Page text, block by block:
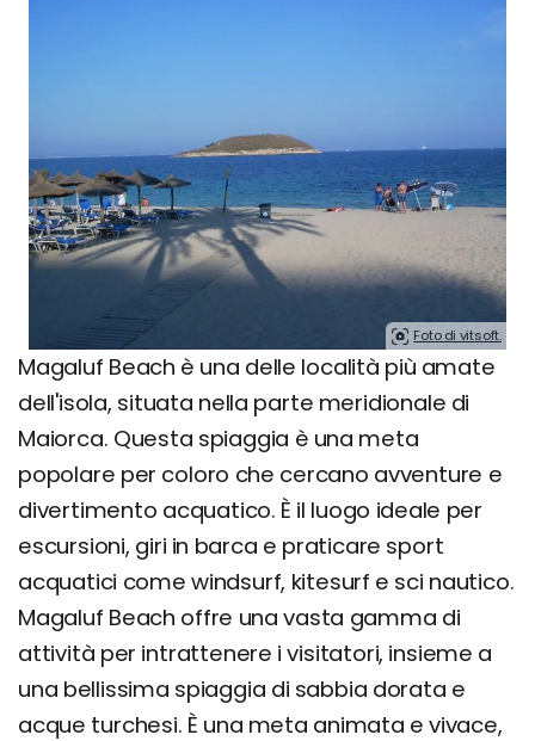
Foto di vitsoft.
Magaluf Beach è una delle località più amate
dell'isola, situata nella parte meridionale di
Maiorca. Questa spiaggia è una meta
popolare per coloro che cercano avventure e
divertimento acquatico. È il luogo ideale per
escursioni, giri in barca e praticare sport
acquatici come windsurf, kitesurf e sci nautico.
Magaluf Beach offre una vasta gamma di
attività per intrattenere i visitatori, insieme a
una bellissima spiaggia di sabbia dorata e
acque turchesi. È una meta animata e vivace,